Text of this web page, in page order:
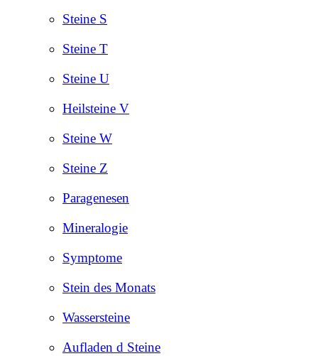
Steine S
Steine T
Steine U
Heilsteine V
Steine W
Steine Z
Paragenesen
Mineralogie
Symptome
Stein des Monats
Wassersteine
Aufladen d Steine